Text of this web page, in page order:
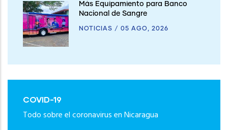
Más Equipamiento para Banco
Nacional de Sangre
NOTICIAS / 05 AGO, 2026
COVID-19
Todo sobre el coronavirus en Nicaragua